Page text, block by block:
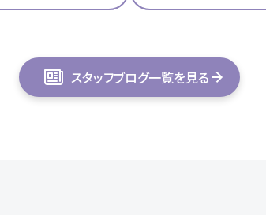
スタッフブログ一覧を見る